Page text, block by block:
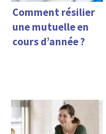
Comment résilier
une mutuelle en
cours d’année ?